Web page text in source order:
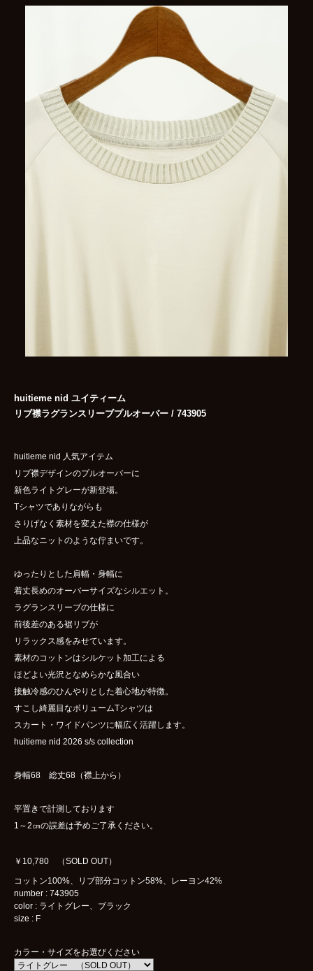
huitieme nid ユイティーム
リブ襟ラグランスリーブプルオーバー / 743905
huitieme nid 人気アイテム
リブ襟デザインのプルオーバーに
新色ライトグレーが新登場。
Tシャツでありながらも
さりげなく素材を変えた襟の仕様が
上品なニットのような佇まいです。
ゆったりとした肩幅・身幅に
着丈長めのオーバーサイズなシルエット。
ラグランスリーブの仕様に
前後差のある裾リブが
リラックス感をみせています。
素材のコットンはシルケット加工による
ほどよい光沢となめらかな風合い
接触冷感のひんやりとした着心地が特徴。
すこし綺麗目なボリュームTシャツは
スカート・ワイドパンツに幅広く活躍します。
huitieme nid 2026 s/s collection
身幅68 総丈68（襟上から）
平置きで計測しております
1～2㎝の誤差は予めご了承ください。
￥10,780 （SOLD OUT）
コットン100%、リブ部分コットン58%、レーヨン42%
number : 743905
color : ライトグレー、ブラック
size : F
カラー・サイズをお選びください